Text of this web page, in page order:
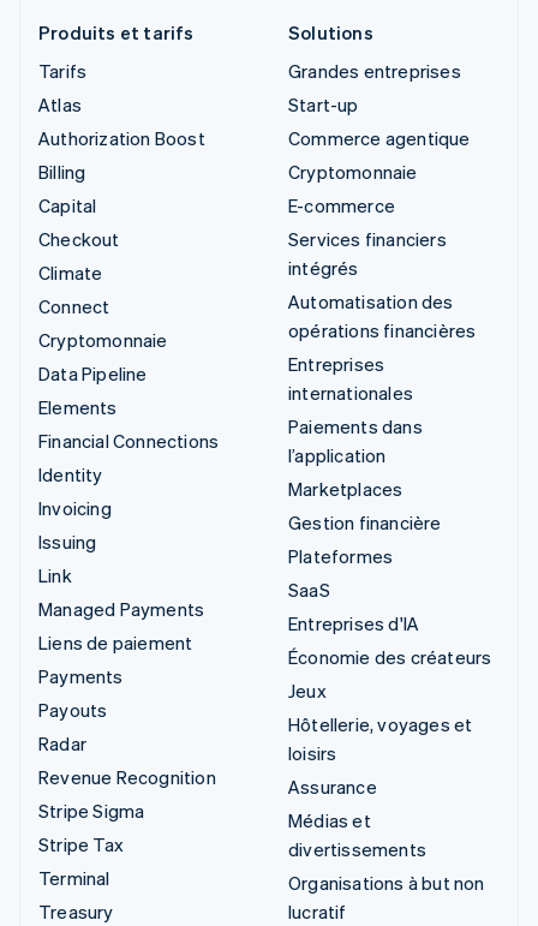
Produits et tarifs
Tarifs
Atlas
Authorization Boost
Billing
Capital
Checkout
Climate
Connect
Cryptomonnaie
Data Pipeline
Elements
Financial Connections
Identity
Invoicing
Issuing
Link
Managed Payments
Liens de paiement
Payments
Payouts
Radar
Revenue Recognition
Stripe Sigma
Stripe Tax
Terminal
Treasury
Solutions
Grandes entreprises
Start-up
Commerce agentique
Cryptomonnaie
E-commerce
Services financiers
intégrés
Automatisation des
opérations financières
Entreprises
internationales
Paiements dans
l’application
Marketplaces
Gestion financière
Plateformes
SaaS
Entreprises d'IA
Économie des créateurs
Jeux
Hôtellerie, voyages et
loisirs
Assurance
Médias et
divertissements
Organisations à but non
lucratif